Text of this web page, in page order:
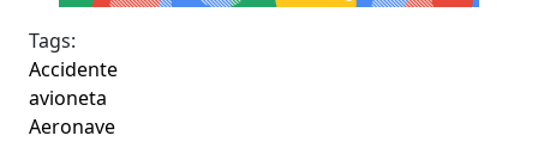
Tags:
Accidente
avioneta
Aeronave